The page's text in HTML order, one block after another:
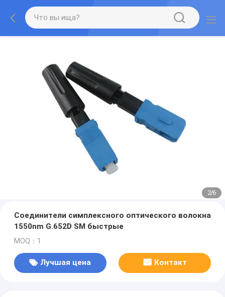
2/6
Соединители симплексного оптического волокна
1550nm G.652D SM быстрые
MOQ：1
Лучшая цена Контакт